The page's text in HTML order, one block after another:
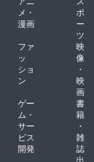
メ・
漫画
ポ
ー
ツ
ファ
ッ
ショ
ン
映
像
・
映
画
ゲー
ム・
サー
ビス
開発
書
籍
・
雑
誌
出